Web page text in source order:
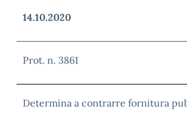
14.10.2020
Prot. n. 3861
Determina a contrarre fornitura